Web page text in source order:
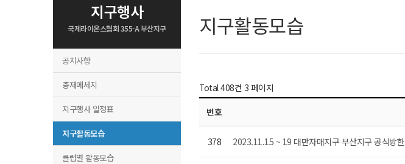
지구행사
국제라이온스협회 355-A 부산지구
공지사항
총재메세지
지구행사 일정표
지구활동모습
클럽별 활동모습
지구활동모습
Total 408건 3 페이지
번호
378 2023.11.15 ~ 19 대만자매지구 부산지구 공식방한